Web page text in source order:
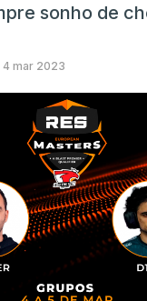
sonho de
4 mar 2023